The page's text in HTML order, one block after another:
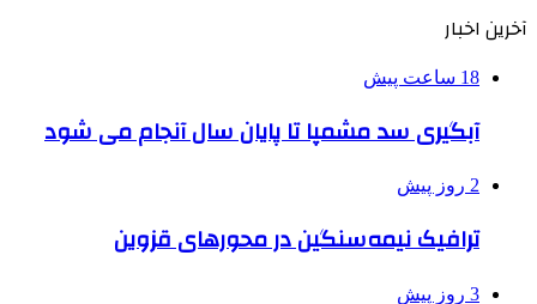
آخرین اخبار
18 ساعت پیش
آبگیری سد مشمپا تا پایان سال آنجام می شود
2 روز پیش
ترافیک نیمه‌سنگین در محورهای قزوین
3 روز پیش